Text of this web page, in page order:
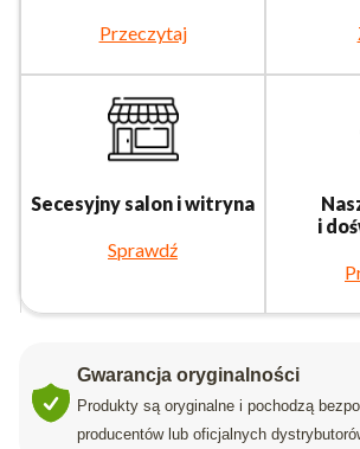
Przeczytaj
Secesyjny salon i witryna
Sprawdź
i
Gwarancja oryginalności
Produkty są oryginalne i pochodzą
producentów lub oficjalnych